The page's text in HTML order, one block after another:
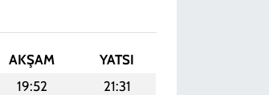
AKŞAM
YATSI
19:52
21:31